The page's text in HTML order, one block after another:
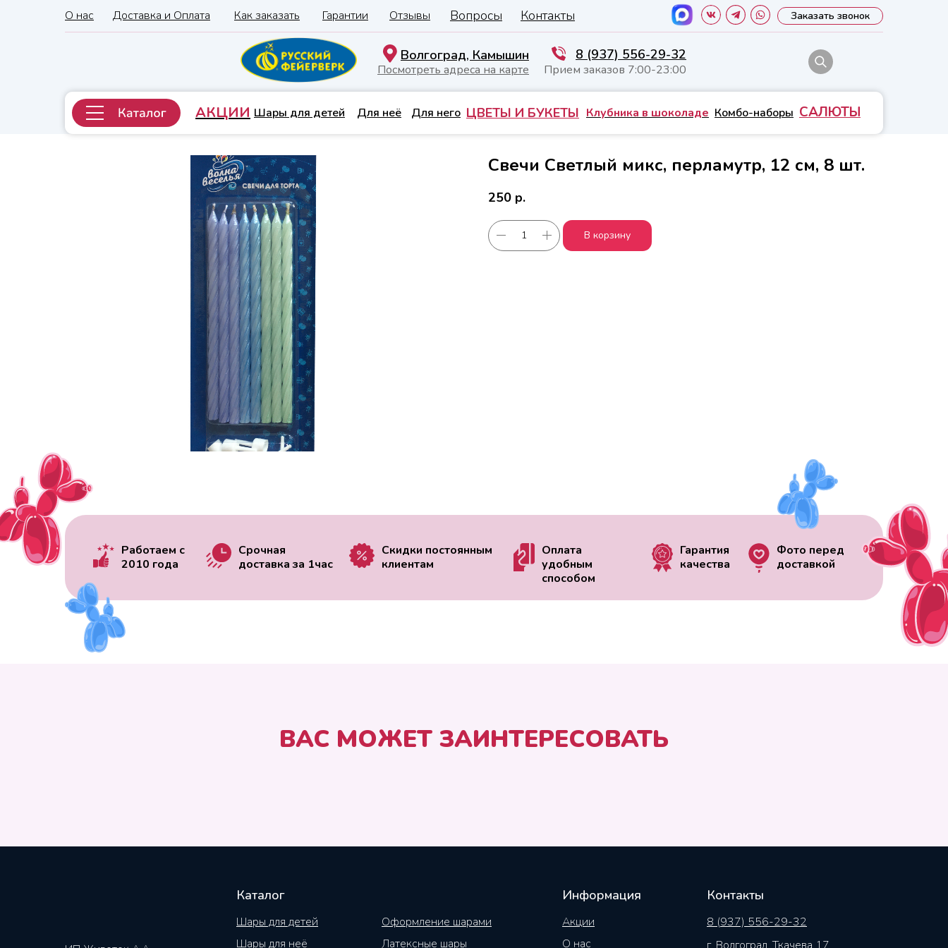
О нас Доставка и Оплата Как заказать Гарантии Отзывы Вопросы
8 (937) 556-29-32
Прием заказов 7:00-23:00
Заказать звонок
Волгоград, Камышин
АКЦИИ Шары для детей Для неё ЦВЕТЫ И БУКЕТЫ Клубника в шоколаде Комбо-наборы
Для него САЛЮТЫ
Контакты
Посмотреть адреса на карте
Свечи Светлый микс, перламутр, 12 см, 8 шт.
250 р.
В корзину
Работаем с
2010 года
Срочная
доставка за 1час
Скидки постоянным
клиентам
Оплата
удобным
способом
Гарантия
качества
Фото перед
доставкой
ВАС МОЖЕТ ЗАИНТЕРЕСОВАТЬ
Каталог
Шары для детей
Шары для неё
Оформление шарами
Латексные шары
Информация
Акции
О нас
Контакты
8 (937) 556-29-32